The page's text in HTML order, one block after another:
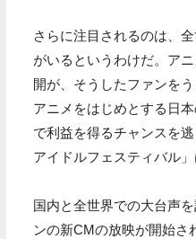
さらに注目されるのは、
がいるというわけだ。ア
開が、そうしたファンを
アニメをはじめとする日
で利益を得るチャンスを
アイドルフェスティバル
国内と全世界での大台声
ンの新CMの放映が開始さ